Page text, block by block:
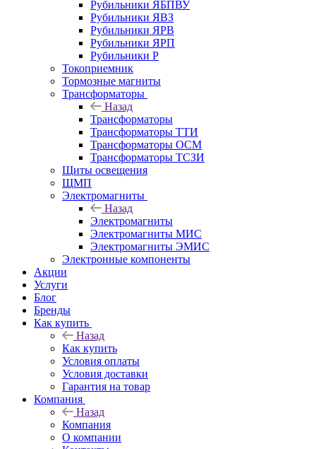
Рубильники ЯБПВУ
Рубильники ЯВЗ
Рубильники ЯРВ
Рубильники ЯРП
Рубильники Р
Токоприемник
Тормозные магниты
Трансформаторы
Назад
Трансформаторы
Трансформаторы ТТИ
Трансформаторы ОСМ
Трансформаторы ТСЗИ
Щиты освещения
ЩМП
Электромагниты
Назад
Электромагниты
Электромагниты МИС
Электромагниты ЭМИС
Электронные компоненты
Акции
Услуги
Блог
Бренды
Как купить
Назад
Как купить
Условия оплаты
Условия доставки
Гарантия на товар
Компания
Назад
Компания
О компании